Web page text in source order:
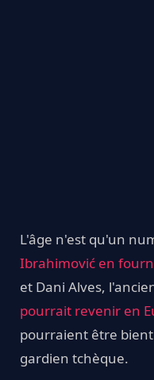
L'âge n'est qu'un
Ibrahimović en
et Dani Alves,
pourrait revenir en
pourraient être
gardien tchèque.